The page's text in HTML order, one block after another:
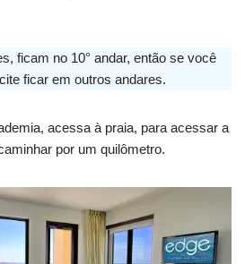
ficam no 10° andar, então se você
ficar em outros andares.
acessa à praia, para acessar a
por um quilômetro.